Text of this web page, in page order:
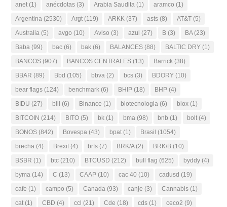
anet (1) anécdotas (3) Arabia Saudita (1) aramco (1)
Argentina (2530) Argt (119) ARKK (37) asts (8) AT&T (5)
Australia (5) avgo (10) Aviso (3) azul (27) B (3) BA(23)
Baba (99) bac (6) bak (6) BALANCES (88) BALTIC DRY (1)
BANCOS (907) BANCOS CENTRALES (13) Barrick (38)
BBAR (89) Bbd (105) bbva (2) bcs (3) BDORY (10)
bear flags (124) benchmark (6) BHIP (18) BHP (4)
BIDU (27) bili (6) Binance (1) biotecnologia (6) biox (1)
BITCOIN (214) BITO (5) bk (1) bma (98) bnb (1) bolt (4)
BONOS (842) Bovespa (43) bpat (1) Brasil (1054)
brecha (4) Brexit (4) brfs (7) BRK/A(2) BRK/B (10)
BSBR (1) btc (210) BTCUSD (212) bull flag (625) byddy (4)
byma (14) C (13) CAAP (10) cac 40 (10) cadusd (19)
cafe (1) campo (5) Canada (93) canje (3) Cannabis (1)
cat (1) CBD (4) ccl (21) Cde (18) cds (1) ceco2 (9)